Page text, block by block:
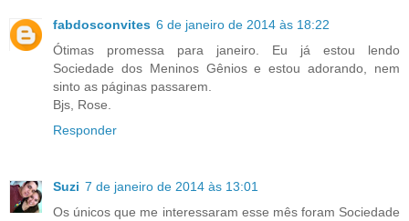
fabdosconvites 6 de janeiro de 2014 às 18:22
Ótimas promessa para janeiro. Eu já estou lendo
Sociedade dos Meninos Gênios e estou adorando, nem
sinto as páginas passarem.
Bjs, Rose.
Responder
Suzi 7 de janeiro de 2014 às 13:01
Os únicos que me interessaram esse mês foram Sociedade